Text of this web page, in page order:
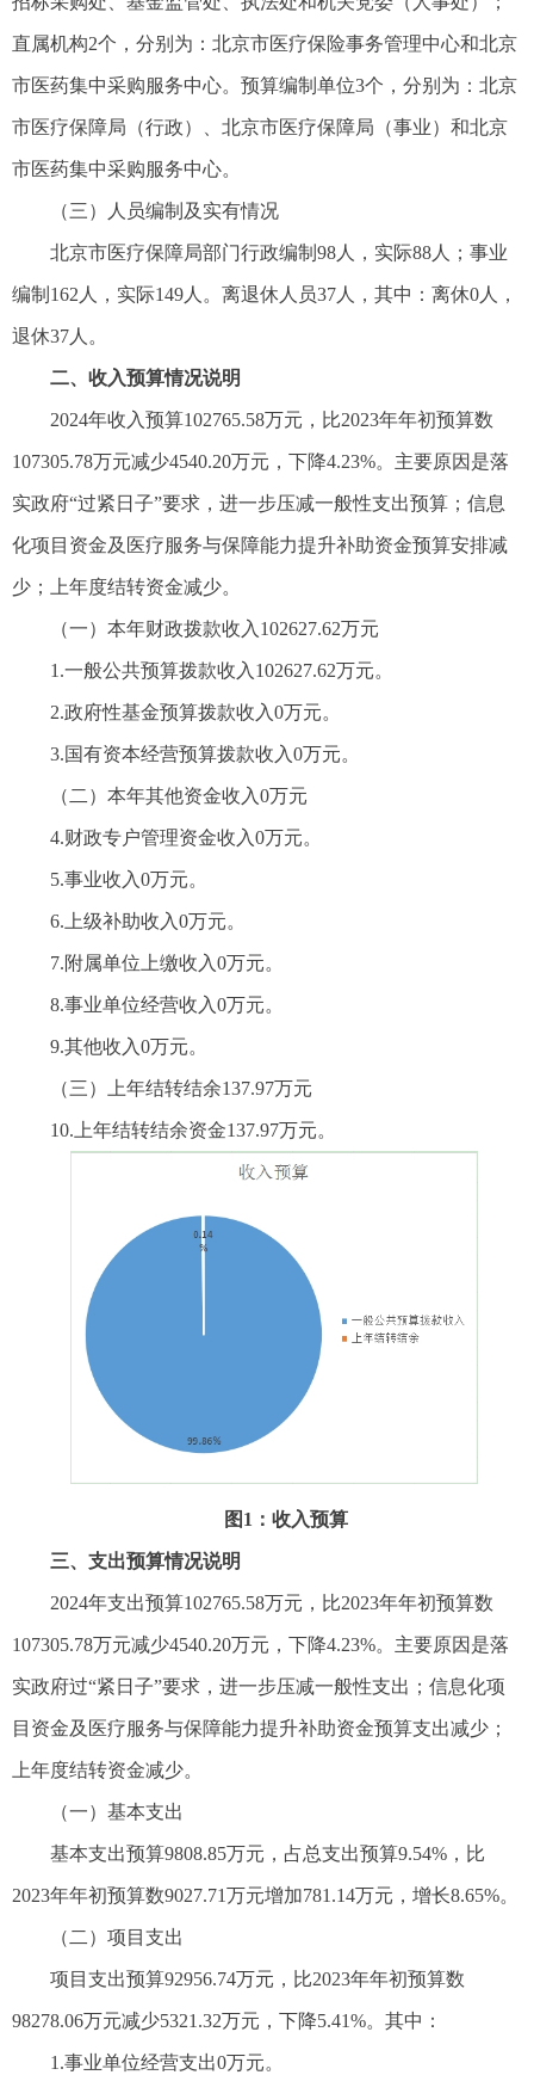
直属机构2个，分别为：北京市医疗保险事务管理中心和北京
市医药集中采购服务中心。预算编制单位3个，分别为：北京
市医疗保障局（行政）、北京市医疗保障局（事业）和北京
市医药集中采购服务中心。
（三）人员编制及实有情况
北京市医疗保障局部门行政编制98人，实际88人；事业
编制162人，实际149人。离退休人员37人，其中：离休0人，
退休37人。
二、收入预算情况说明
2024年收入预算102765.58万元，比2023年年初预算数
107305.78万元减少4540.20万元，下降4.23%。主要原因是落
实政府“过紧日子”要求，进一步压减一般性支出预算；信息
化项目资金及医疗服务与保障能力提升补助资金预算安排减
少；上年度结转资金减少。
（一）本年财政拨款收入102627.62万元
1.一般公共预算拨款收入102627.62万元。
2.政府性基金预算拨款收入0万元。
3.国有资本经营预算拨款收入0万元。
（二）本年其他资金收入0万元
4.财政专户管理资金收入0万元。
5.事业收入0万元。
6.上级补助收入0万元。
7.附属单位上缴收入0万元。
8.事业单位经营收入0万元。
9.其他收入0万元。
（三）上年结转结余137.97万元
10.上年结转结余资金137.97万元。
图1：收入预算
三、支出预算情况说明
2024年支出预算102765.58万元，比2023年年初预算数
107305.78万元减少4540.20万元，下降4.23%。主要原因是落
实政府过“紧日子”要求，进一步压减一般性支出；信息化项
目资金及医疗服务与保障能力提升补助资金预算支出减少；
上年度结转资金减少。
（一）基本支出
基本支出预算9808.85万元，占总支出预算9.54%，比
2023年年初预算数9027.71万元增加781.14万元，增长8.65%。
（二）项目支出
项目支出预算92956.74万元，比2023年年初预算数
98278.06万元减少5321.32万元，下降5.41%。其中：
1.事业单位经营支出0万元。